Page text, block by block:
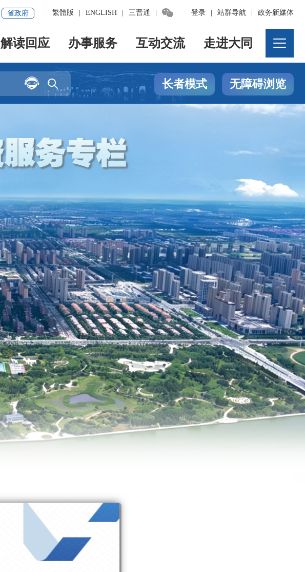
登录 站群导航 政务新媒体
繁體版 ENGLISH 三晋通 
省政府
解读回应 办事服务 互动交流 走进大同

 长者模式 无障碍浏览